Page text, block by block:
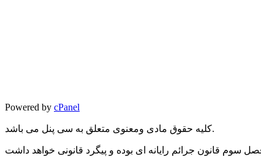
Powered by cPanel
کلیه حقوق مادی ومعنوی متعلق به سی پنل می باشد.